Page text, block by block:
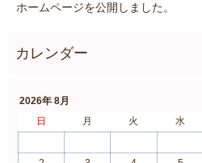
ホームページを公開しました。
2026年 8月
日
月 火 水